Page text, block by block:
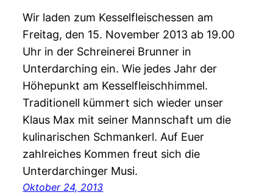
Wir laden zum Kesselfleischessen am
Freitag, den 15. November 2013 ab 19.00
Uhr in der Schreinerei Brunner in
Unterdarching ein. Wie jedes Jahr der
Höhepunkt am Kesselfleischhimmel.
Traditionell kümmert sich wieder unser
Klaus Max mit seiner Mannschaft um die
kulinarischen Schmankerl. Auf Euer
zahlreiches Kommen freut sich die
Unterdarchinger Musi.
Oktober 24, 2013